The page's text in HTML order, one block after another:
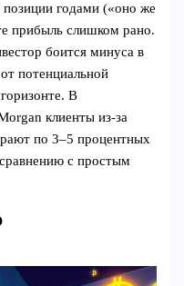
годами («оно же
прибыль слишком рано.
боится минуса в
потенциальной
В
клиенты из-за
по 3–5 процентных
с простым